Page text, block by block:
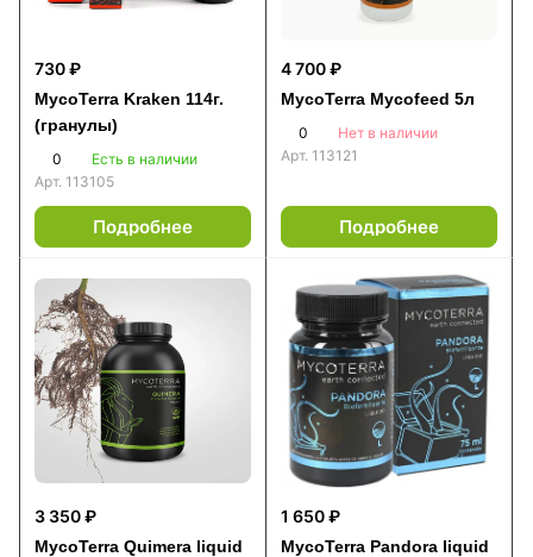
730 ₽
MycoTerra Kraken 114г.
(гранулы)
0
Есть в наличии
Арт. 113105
Подробнее
4 700 ₽
MycoTerra Mycofeed 5л
0
Нет в наличии
Арт. 113121
Подробнее
3 350 ₽
MycoTerra Quimera liquid
1 650 ₽
MycoTerra Pandora liquid